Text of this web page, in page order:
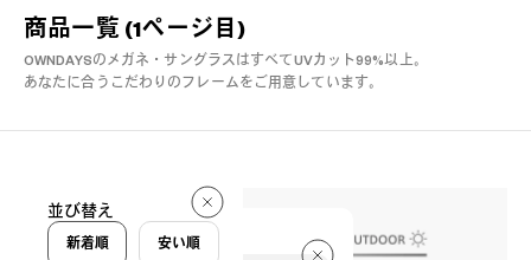
商品一覧(1ページ目)
OWNDAYSのメガネ・サングラスはすべてUVカット99%以上。
あなたに合うこだわりのフレームをご用意しています。
69 件
並び替え
新着順 安い順